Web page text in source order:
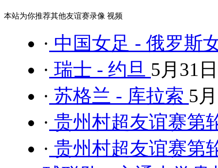
本站为你推荐其他友谊赛录像 视频
· 中国女足 - 俄罗斯
· 瑞士 - 约旦 5月31日
· 苏格兰 - 库拉索 5
· 贵州村超友谊赛第
· 贵州村超友谊赛第